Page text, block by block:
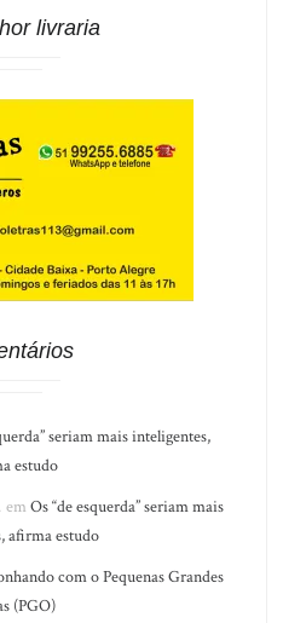
livraria
seriam mais inteligentes,
estudo
em Os “de esquerda” seriam mais
afirma estudo
com o Pequenas Grandes
(PGO)